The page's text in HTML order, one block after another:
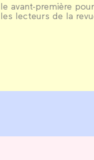
avant-première
lecteurs de la